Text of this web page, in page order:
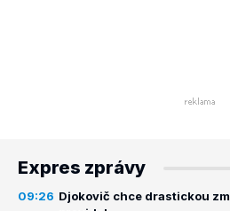
Expres zprávy
09:26 Djokovič chce drastickou